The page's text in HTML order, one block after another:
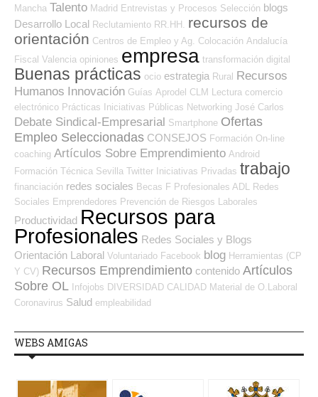
Mancha Talento Madrid Entrevistas y Procesos Selección blogs
Desarrollo Local Reclutamiento RR.HH. recursos de
orientación Centros de Empleo y Ag. Colocación Andalucía
Fiscal Valencia opiniones empresa transformación digital
Buenas prácticas ocio estrategia Rural
Recursos
Humanos Innovación Guías Aprodel CLM Lectura comercio
electrónico Prácticas Iniciativas Públicas Networking José Carlos
Debate Sindical-Empresarial Smartphone Ofertas
Empleo Seleccionadas CONSEJOS Formación On-line
coaching Artículos Sobre Emprendimiento Android
Formación Técnica Sevilla Twitter Iniciativas Privadas trabajo
financiación redes sociales Becas F Profesionales ADL Redes
Sociales Emprendedores Prevención de Riesgos Laborales
Productividad Recursos para
Profesionales Redes Sociales y Blogs
Orientación Laboral Voluntariado Facebook blog Herramientas (CP
Y CV) Recursos Emprendimiento contenido Artículos
Sobre OL Infojobs DIVERSIDAD CALIDAD Material de O.Laboral
Coronavirus Salud empleabilidad
WEBS AMIGAS